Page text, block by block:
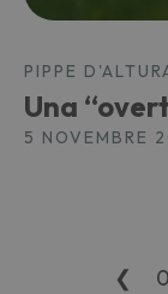
PIPPE
Una
5 NOVEMBRE
❮